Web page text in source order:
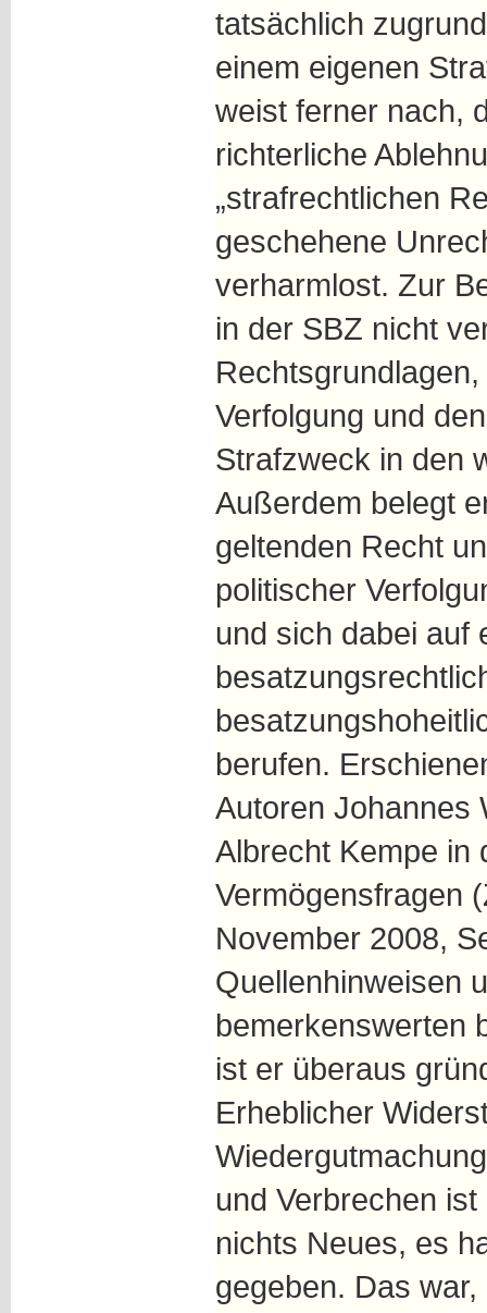
tatsächlich
einem eigenen
weist ferner nach,
richterliche
„strafrechtlichen
geschehene
verharmlost. Zur
in der SBZ nicht
Verfolgung und
Strafzweck in den
Außerdem belegt
geltenden Recht
politischer
und sich dabei auf
berufen.
Autoren Johannes
Albrecht Kempe in
Vermögensfragen
November 2008,
Quellenhinweisen
bemerkenswerten
ist er überaus
Erheblicher
und Verbrechen
nichts Neues, es
gegeben. Das